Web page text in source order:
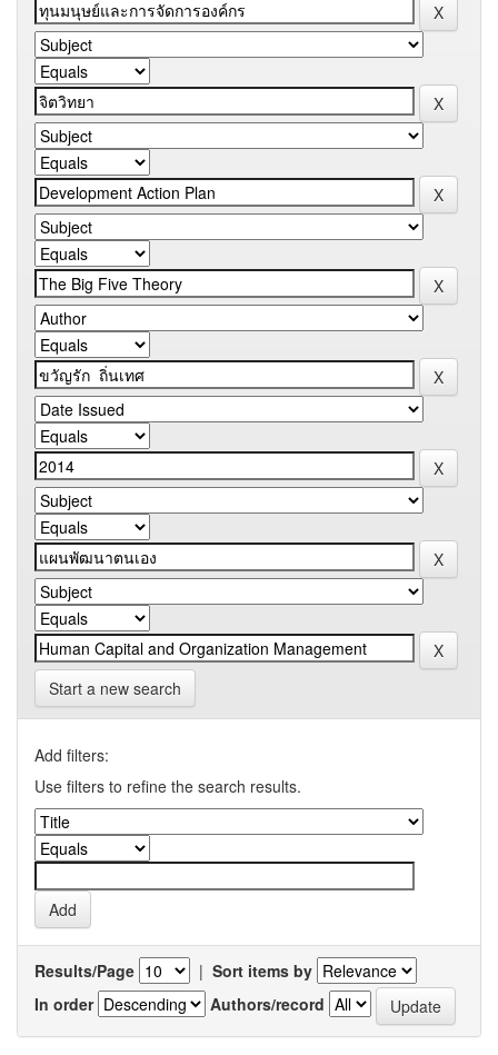
Start a new search
Add filters:
Use filters to refine the search results.
Results/Page | Sort items by
In order
Authors/record